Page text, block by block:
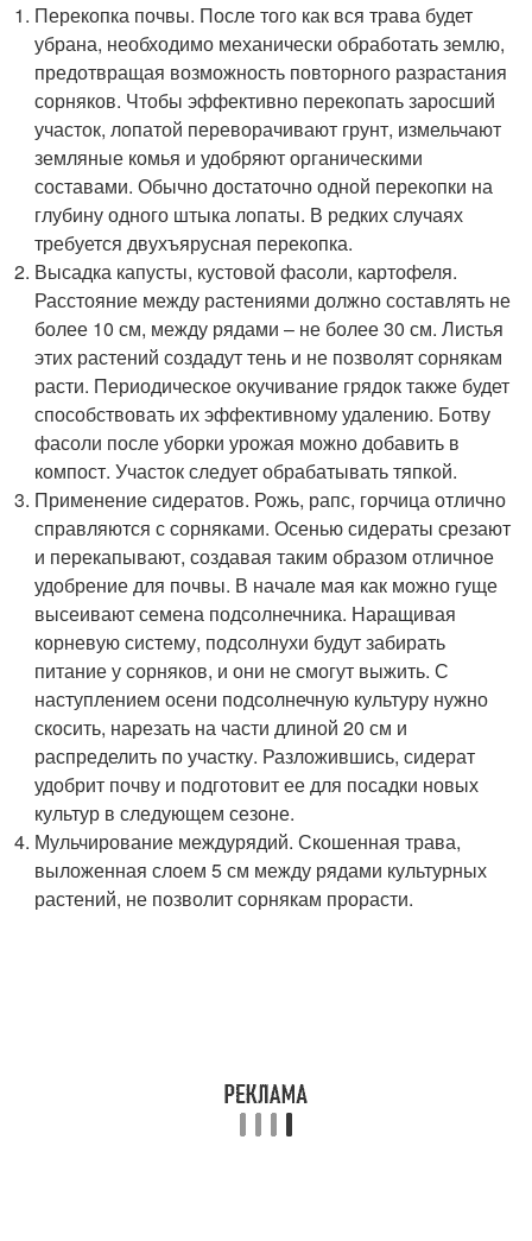
Перекопка почвы. После того как вся трава будет
убрана, необходимо механически обработать землю,
предотвращая возможность повторного разрастания
сорняков. Чтобы эффективно перекопать заросший
участок, лопатой переворачивают грунт, измельчают
земляные комья и удобряют органическими
составами. Обычно достаточно одной перекопки на
глубину одного штыка лопаты. В редких случаях
требуется двухъярусная перекопка.
Высадка капусты, кустовой фасоли, картофеля.
Расстояние между растениями должно составлять не
более 10 см, между рядами – не более 30 см. Листья
этих растений создадут тень и не позволят сорнякам
расти. Периодическое окучивание грядок также будет
способствовать их эффективному удалению. Ботву
фасоли после уборки урожая можно добавить в
компост. Участок следует обрабатывать тяпкой.
Применение сидератов. Рожь, рапс, горчица отлично
справляются с сорняками. Осенью сидераты срезают
и перекапывают, создавая таким образом отличное
удобрение для почвы. В начале мая как можно гуще
высеивают семена подсолнечника. Наращивая
корневую систему, подсолнухи будут забирать
питание у сорняков, и они не смогут выжить. С
наступлением осени подсолнечную культуру нужно
скосить, нарезать на части длиной 20 см и
распределить по участку. Разложившись, сидерат
удобрит почву и подготовит ее для посадки новых
культур в следующем сезоне.
Мульчирование междурядий. Скошенная трава,
выложенная слоем 5 см между рядами культурных
растений, не позволит сорнякам прорасти.